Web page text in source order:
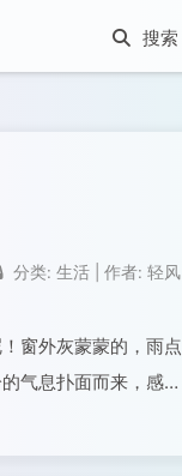
分类: 生活 作者: 轻风
窗外灰蒙蒙的，雨点
气息扑面而来，感觉